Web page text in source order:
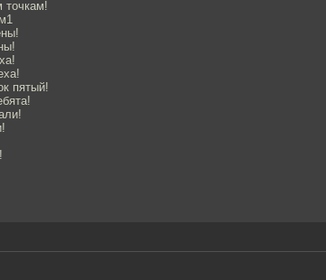
точкам!
пятый!